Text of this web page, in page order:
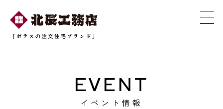
EVENT
イベント情報